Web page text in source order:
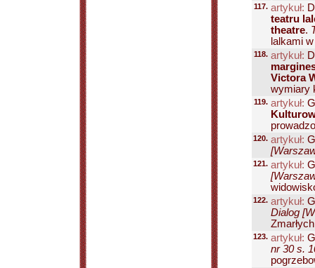
117. artykuł:
teatru
theatre.
lalkami
118. artykuł:
Victora
wymiary
119. artykuł:
120. artykuł:
121. artykuł:
122. artykuł:
Dialog
123. artykuł:
nr 30 s.